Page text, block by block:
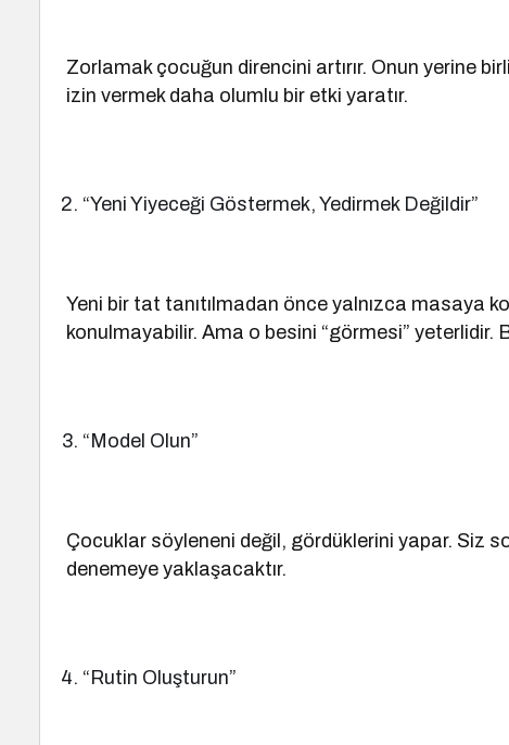
Zorlamak çocuğun direncini artırır. Onun yerine
izin vermek daha olumlu bir etki yaratır.
“Yeni Yiyeceği Göstermek, Yedirmek Değildir”
Yeni bir tat tanıtılmadan önce yalnızca masaya
konulmayabilir. Ama o besini “görmesi” yeterlidir.
“Model Olun”
Çocuklar söyleneni değil, gördüklerini yapar. Siz
denemeye yaklaşacaktır.
“Rutin Oluşturun”